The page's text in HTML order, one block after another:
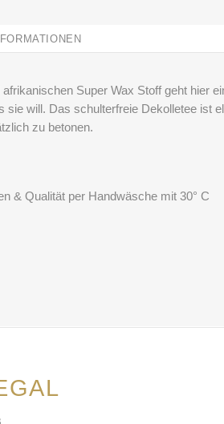
Super Wax Stoff geht hier
will. Das schulterfreie Dekolletee
zu betonen.
& Qualität per Handwäsche mit 30° C